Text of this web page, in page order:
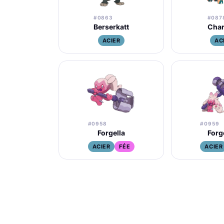
#0863
Berserkatt
ACIER
#0958
Forgella
ACIER FÉE
#0959
ACIER